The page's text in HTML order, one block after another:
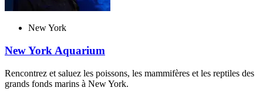
New York
New York Aquarium
Rencontrez et saluez les poissons, les mammifères et les reptiles des
grands fonds marins à New York.